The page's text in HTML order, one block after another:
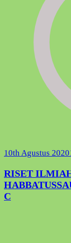
10th Agustus 2020
RISET
C